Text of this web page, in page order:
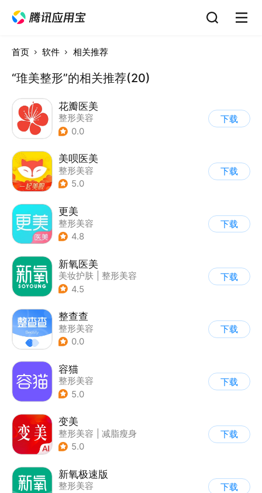
首页 软件 相关推荐
“琟美整形”的相关推荐(20)
花瓣医美
整形美容
0.0
下载
美呗医美
整形美容
5.0
下载
更美
整形美容
4.8
下载
新氧医美
美妆护肤
整形美容
4.5
下载
整查查
整形美容
0.0
下载
容猫
整形美容
5.0
下载
变美
整形美容
减脂瘦身
5.0
下载
新氧极速版
整形美容
下载